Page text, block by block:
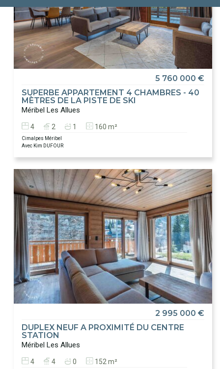
5 760 000 €
SUPERBE APPARTEMENT 4 CHAMBRES - 40
MÈTRES DE LA PISTE DE SKI
Méribel Les Allues
4 2 1 160 m²
Cimalpes Méribel
Avec Kim DUFOUR
2 995 000 €
DUPLEX NEUF A PROXIMITÉ DU CENTRE
STATION
Méribel Les Allues
4 4 0 152 m²